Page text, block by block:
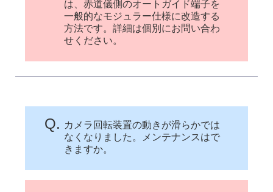
は、赤道儀側のオートガイド端子を
一般的なモジュラー仕様に改造する
方法です。詳細は個別にお問い合わ
せください。
Q. カメラ回転装置の動きが滑らかでは
なくなりました。メンテナンスはで
きますか。